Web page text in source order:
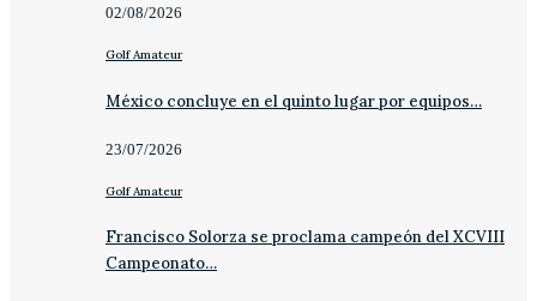
02/08/2026
Golf Amateur
México concluye en el quinto lugar por equipos…
23/07/2026
Golf Amateur
Francisco Solorza se proclama campeón del XCVIII
Campeonato…